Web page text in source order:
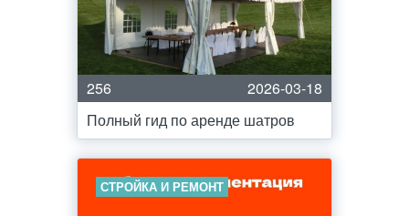
256
2026-03-18
Полный гид по аренде шатров
СТРОЙКА И РЕМОНТ